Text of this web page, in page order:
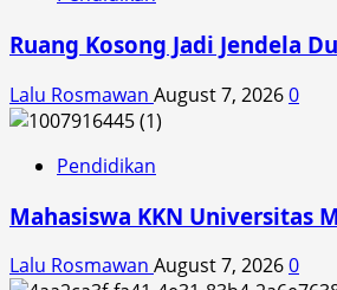
Ruang Kosong Jadi Jendela
Lalu Rosmawan August 7, 20260
Pendidikan
Mahasiswa KKN Universitas
Lalu Rosmawan August 7, 20260